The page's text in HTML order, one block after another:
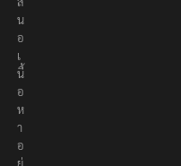
นำ
เ
ส
น
อ
เ
นื้
อ
ห